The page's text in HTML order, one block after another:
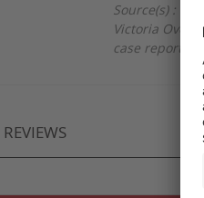
Source(s) :
Victoria
case report.
REVIEWS